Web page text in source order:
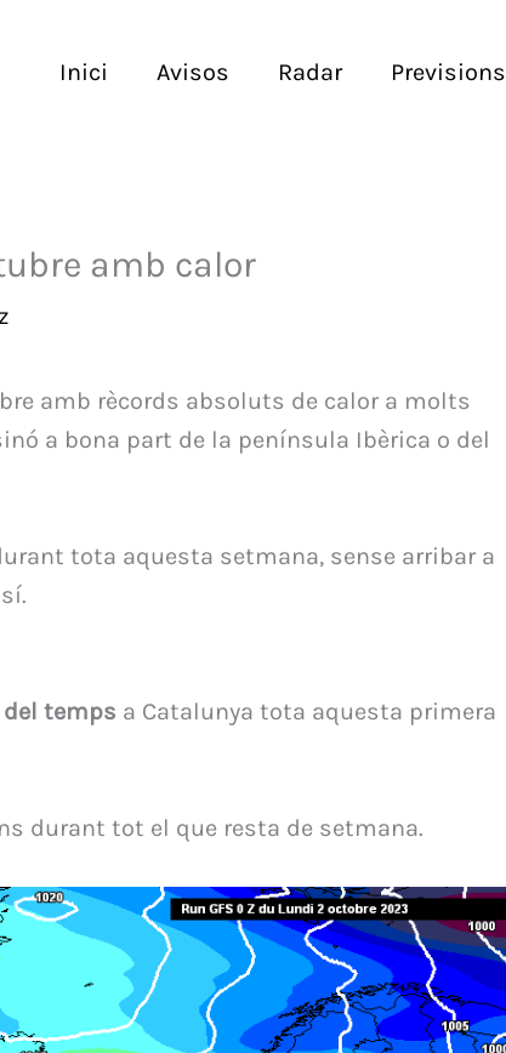
Inici Avisos Radar Previsions
amb calor
amb rècords absoluts de calor a molts
a bona part de la península Ibèrica o del
tota aquesta setmana, sense arribar a
temps a Catalunya tota aquesta primera
durant tot el que resta de setmana.